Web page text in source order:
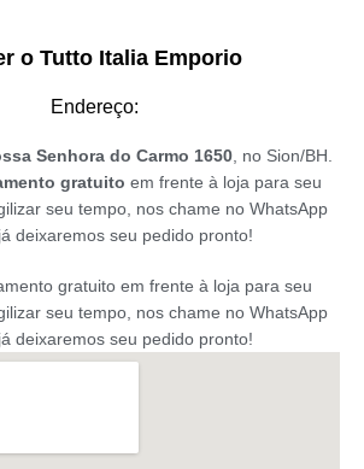
o Tutto Italia Emporio
Endereço:
Senhora do Carmo 1650 , no Sion/BH.
gratuito em frente à loja para seu
seu tempo, nos chame no WhatsApp
deixaremos seu pedido pronto!
gratuito em frente à loja para seu
seu tempo, nos chame no WhatsApp
deixaremos seu pedido pronto!